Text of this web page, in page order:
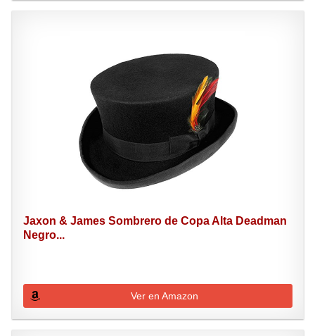
Jaxon & James Sombrero de Copa Alta Deadman
Negro...
Ver en Amazon